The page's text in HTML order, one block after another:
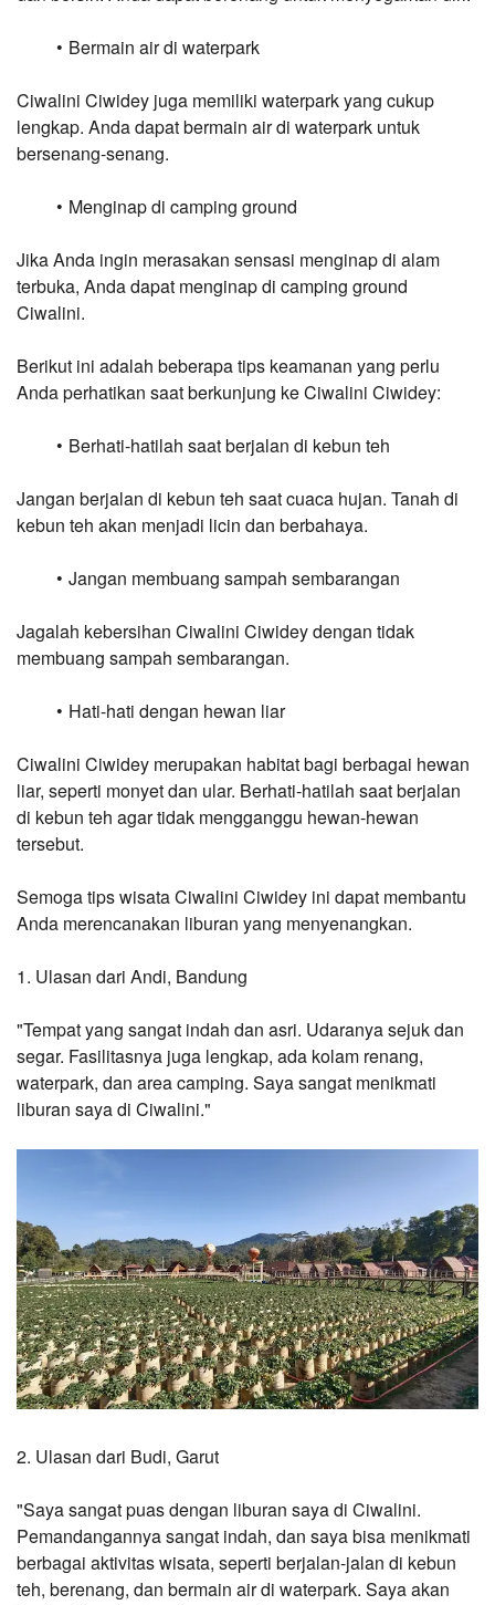
Bermain air di waterpark
Ciwalini Ciwidey juga memiliki waterpark yang cukup
lengkap. Anda dapat bermain air di waterpark untuk
bersenang-senang.
Menginap di camping ground
Jika Anda ingin merasakan sensasi menginap di alam
terbuka, Anda dapat menginap di camping ground
Ciwalini.
Berikut ini adalah beberapa tips keamanan yang perlu
Anda perhatikan saat berkunjung ke Ciwalini Ciwidey:
Berhati-hatilah saat berjalan di kebun teh
Jangan berjalan di kebun teh saat cuaca hujan. Tanah di
kebun teh akan menjadi licin dan berbahaya.
Jangan membuang sampah sembarangan
Jagalah kebersihan Ciwalini Ciwidey dengan tidak
membuang sampah sembarangan.
Hati-hati dengan hewan liar
Ciwalini Ciwidey merupakan habitat bagi berbagai hewan
liar, seperti monyet dan ular. Berhati-hatilah saat berjalan
di kebun teh agar tidak mengganggu hewan-hewan
tersebut.
Semoga tips wisata Ciwalini Ciwidey ini dapat membantu
Anda merencanakan liburan yang menyenangkan.
1. Ulasan dari Andi, Bandung
"Tempat yang sangat indah dan asri. Udaranya sejuk dan
segar. Fasilitasnya juga lengkap, ada kolam renang,
waterpark, dan area camping. Saya sangat menikmati
liburan saya di Ciwalini."
2. Ulasan dari Budi, Garut
"Saya sangat puas dengan liburan saya di Ciwalini.
Pemandangannya sangat indah, dan saya bisa menikmati
berbagai aktivitas wisata, seperti berjalan-jalan di kebun
teh, berenang, dan bermain air di waterpark. Saya akan